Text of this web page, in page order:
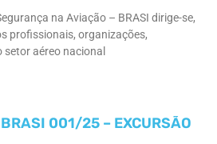
na Aviação – BRASI dirige-se,
profissionais, organizações,
aéreo nacional
001/25 – EXCURSÃO